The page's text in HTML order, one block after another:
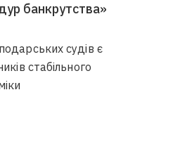
банкрутства»
судів є
стабільного